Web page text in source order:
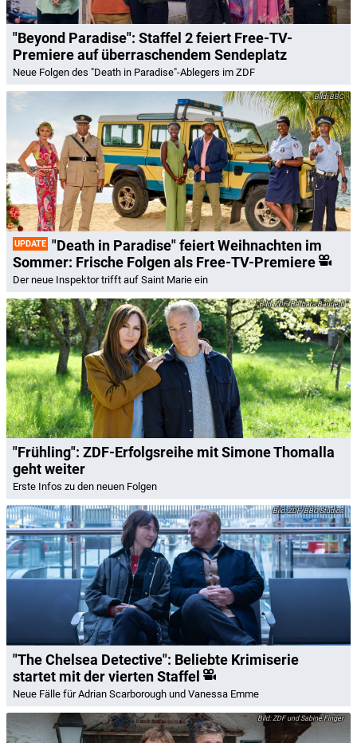
"Beyond Paradise": Staffel 2 feiert Free-TV-
Premiere auf überraschendem Sendeplatz
Neue Folgen des "Death in Paradise"-Ablegers im ZDF
BBC
UPDATE "Death in Paradise" feiert Weihnachten im
Sommer: Frische Folgen als Free-TV-Premiere
Der neue Inspektor trifft auf Saint Marie ein
ZDF/Barbara Bauriedl
"Frühling": ZDF-Erfolgsreihe mit Simone Thomalla
geht weiter
Erste Infos zu den neuen Folgen
ZDF/BBC Studios
"The Chelsea Detective": Beliebte Krimiserie
startet mit der vierten Staffel
Neue Fälle für Adrian Scarborough und Vanessa Emme
ZDF und Sabine Finger